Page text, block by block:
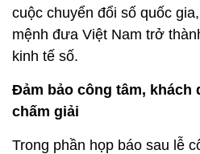
cuộc chuyển đổi số quốc
mệnh đưa Việt Nam trở
kinh tế số.
Đảm bảo công tâm, khách
chấm giải
Trong phần họp báo sau lễ